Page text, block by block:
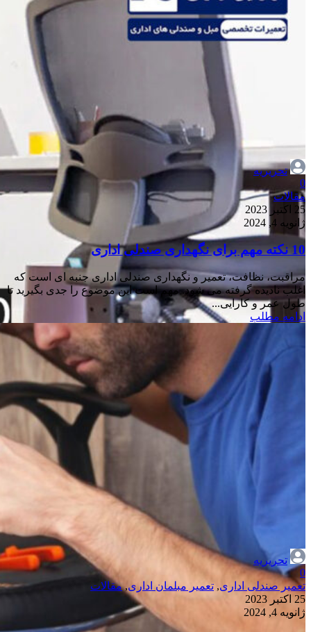
تحریریه
0
مقالات
25 اکتبر 2023
ژانویه 4, 2024
10 نکته مهم برای نگهداری صندلی اداری
مراقبت، نظافت، تعمیر و نگهداری صندلی اداری جنبه ای است که
اغلب نادیده گرفته می شود. مهم است این موضوع را جدی بگیرید تا
طول عمر و کارایی...
ادامه مطلب
تحریریه
0
تعمیر صندلی اداری, تعمیر مبلمان اداری,مقالات
25 اکتبر 2023
ژانویه 4, 2024